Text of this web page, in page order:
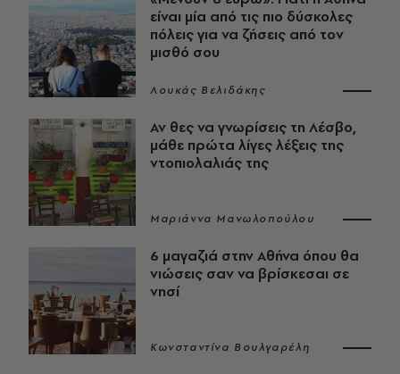
είναι μία από τις πιο δύσκολες
πόλεις για να ζήσεις από τον
μισθό σου
Λουκάς Βελιδάκης
Αν θες να γνωρίσεις τη Λέσβο,
μάθε πρώτα λίγες λέξεις της
ντοπιολαλιάς της
Μαριάννα Μανωλοπούλου
6 μαγαζιά στην Αθήνα όπου θα
νιώσεις σαν να βρίσκεσαι σε
νησί
Κωνσταντίνα Βουλγαρέλη